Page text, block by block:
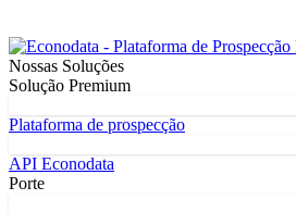
Nossas Soluções
Solução Premium
Plataforma de prospecção
API Econodata
Porte